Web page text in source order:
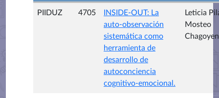
PIIDUZ 4705
INSIDE-OUT: La
auto-observación
sistemática como
herramienta de
desarrollo de
autoconciencia
cognitivo-emocional.
Leticia
Mosteo
Chagoyen